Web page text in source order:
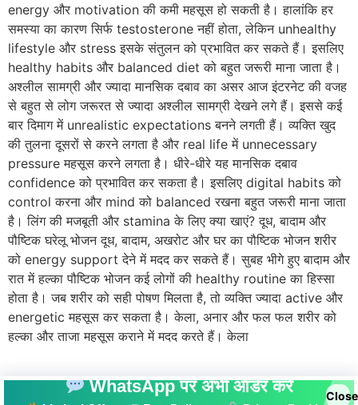
energy और motivation की कमी महसूस हो सकती है। हालांकि हर
समस्या का कारण सिर्फ testosterone नहीं होता, लेकिन unhealthy
lifestyle और stress इसके संतुलन को प्रभावित कर सकते हैं। इसलिए
healthy habits और balanced diet को बहुत जरूरी माना जाता है।
अश्लील सामग्री और ज्यादा मानसिक दबाव का असर आज इंटरनेट की वजह
से बहुत से लोग जरूरत से ज्यादा अश्लील सामग्री देखने लगे हैं। इससे कई
बार दिमाग में unrealistic expectations बनने लगती हैं। व्यक्ति खुद
की तुलना दूसरों से करने लगता है और real life में unnecessary
pressure महसूस करने लगता है। धीरे-धीरे यह मानसिक दबाव
confidence को प्रभावित कर सकता है। इसलिए digital habits को
control करना और mind को balanced रखना बहुत जरूरी माना जाता
है। लिंग की मजबूती और stamina के लिए क्या खाएं? दूध, बादाम और
पौष्टिक घरेलू भोजन दूध, बादाम, अखरोट और घर का पौष्टिक भोजन शरीर
को energy support देने में मदद कर सकते हैं। सुबह भीगे हुए बादाम और
रात में हल्का पौष्टिक भोजन कई लोगों की healthy routine का हिस्सा
होता है। जब शरीर को सही पोषण मिलता है, तो व्यक्ति ज्यादा active और
energetic महसूस कर सकता है। केला, अनार और फल फल शरीर को
हल्का और ताजा महसूस कराने में मदद करते हैं। केला
WhatsApp पर अभी ऑर्डर करें Close